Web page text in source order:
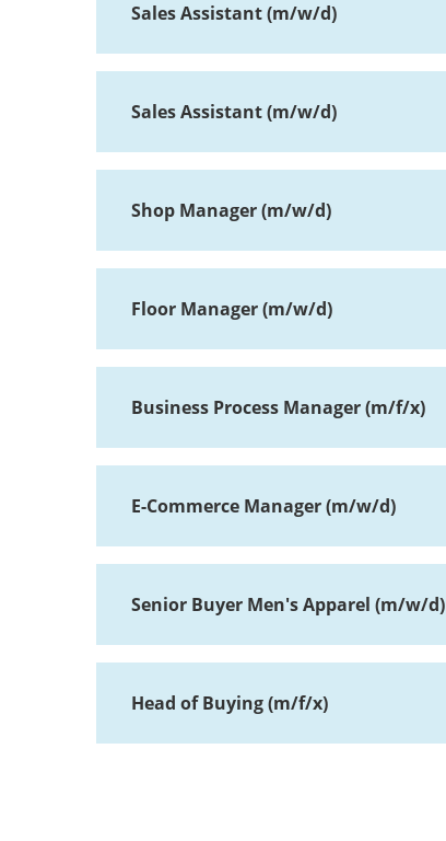
Sales Assistant (m/w/d)
Sales Assistant (m/w/d)
Shop Manager (m/w/d)
Floor Manager (m/w/d)
Business Process Manager (m/f/x)
E-Commerce Manager (m/w/d)
Senior Buyer Men's Apparel (m/w/d)
Head of Buying (m/f/x)